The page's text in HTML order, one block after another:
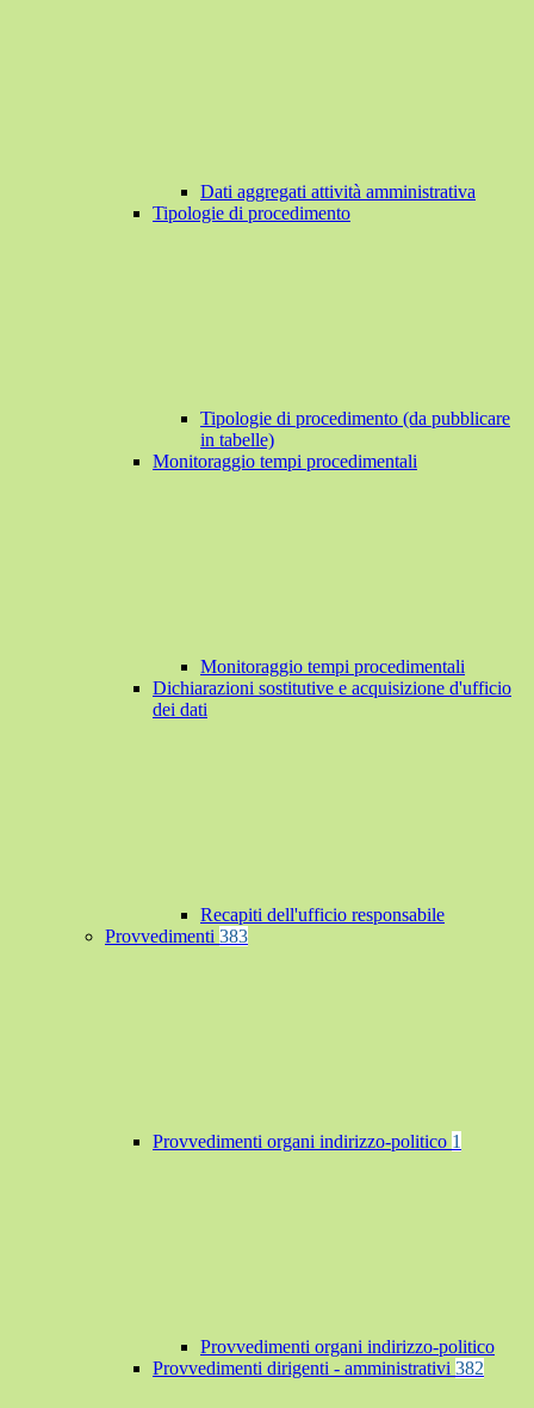
Dati aggregati attività amministrativa
Tipologie di procedimento
Tipologie di procedimento (da pubblicare
in tabelle)
Monitoraggio tempi procedimentali
Monitoraggio tempi procedimentali
Dichiarazioni sostitutive e acquisizione d'ufficio
dei dati
Recapiti dell'ufficio responsabile
Provvedimenti 383
Provvedimenti organi indirizzo-politico 1
Provvedimenti organi indirizzo-politico
Provvedimenti dirigenti - amministrativi 382